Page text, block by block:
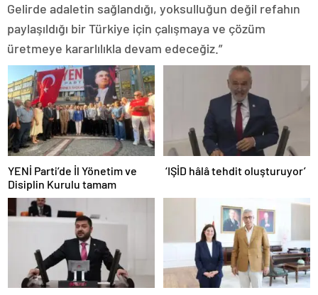
Gelirde adaletin sağlandığı, yoksulluğun değil refahın
paylaşıldığı bir Türkiye için çalışmaya ve çözüm
üretmeye kararlılıkla devam edeceğiz.”
YENİ Parti’de İl Yönetim ve
Disiplin Kurulu tamam
‘IŞİD hâlâ tehdit oluşturuyor’